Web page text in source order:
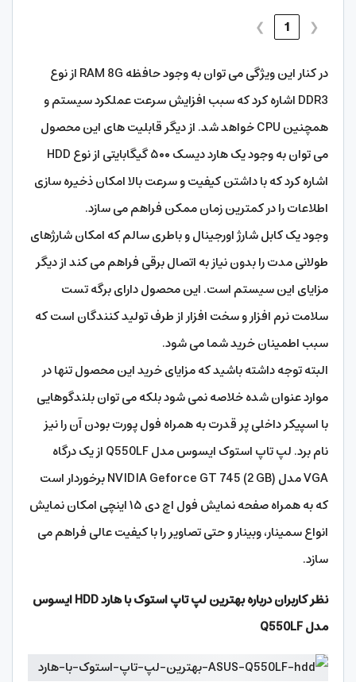
❮
1
❯
در کنار این ویژگی می توان به وجود حافظه RAM 8G از نوع
DDR3 اشاره کرد که سبب افزایش سرعت عملکرد سیستم و
همچنین CPU خواهد شد. از دیگر قابلیت های این محصول
می توان به وجود یک هارد دیسک ۵۰۰ گیگابایتی از نوع HDD
اشاره کرد که با داشتن کیفیت و سرعت بالا امکان ذخیره سازی
اطلاعات را در کمترین زمان ممکن فراهم می سازد.
وجود یک کابل شارژ اورجینال و باطری سالم که امکان شارژهای
طولانی مدت را بدون نیاز به اتصال برقی فراهم می کند از دیگر
مزایای این سیستم است. این محصول دارای برگه تست
سلامت نرم افزار و سخت افزار از طرف تولید کنندگان است که
سبب اطمینان خرید شما می شود.
البته توجه داشته باشید که مزایای خرید این محصول تنها در
موارد عنوان شده خلاصه نمی شود بلکه می توان بلندگوهایی
با اسپیکر داخلی پر قدرت به همراه فول پورت بودن آن را نیز
نام برد. لپ تاپ استوک ایسوس مدل Q550LF از یک درگاه
VGA مدل NVIDIA Geforce GT 745 (2 GB) برخوردار است
که به همراه صفحه نمایش فول اچ دی ۱۵ اینچی امکان نمایش
انواع سمینار، وبینار و حتی تصاویر را با کیفیت عالی فراهم می
سازد.
نظر کاربران درباره بهترین لپ تاپ استوک با هارد HDD ایسوس
مدل Q550LF